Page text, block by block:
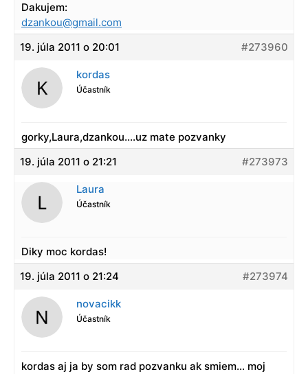
Dakujem:
dzankou@gmail.com
19. júla 2011 o 20:01
#273960
kordas
Účastník
gorky,Laura,dzankou….uz mate pozvanky
19. júla 2011 o 21:21
#273973
Laura
Účastník
Diky moc kordas!
19. júla 2011 o 21:24
#273974
novacikk
Účastník
kordas aj ja by som rad pozvanku ak smiem… moj